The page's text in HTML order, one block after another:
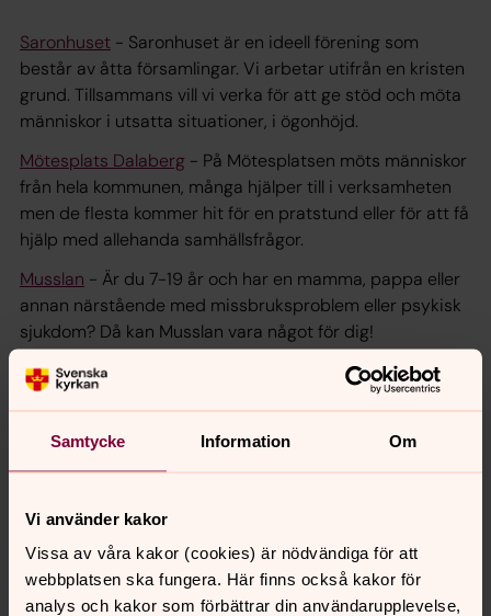
Samtycke Information Om
Vi använder kakor
Vissa av våra kakor (cookies) är nödvändiga för att
webbplatsen ska fungera. Här finns också kakor för
analys och kakor som förbättrar din användarupplevelse,
Saronhuset - Saronhuset är en ideell förening som
består av åtta församlingar. Vi arbetar utifrån en kristen
grund. Tillsammans vill vi verka för att ge stöd och möta
människor i utsatta situationer, i ögonhöjd.
Mötesplats Dalaberg - På Mötesplatsen möts människor
från hela kommunen, många hjälper till i verksamheten
men de flesta kommer hit för en pratstund eller för att få
hjälp med allehanda samhällsfrågor.
Musslan - Är du 7-19 år och har en mamma, pappa eller
annan närstående med missbruksproblem eller psykisk
sjukdom? Då kan Musslan vara något för dig!
Sjukhuskyrkans sida på NU-sjukvårdens webbplats
Senast ändrad 19 maj 2025
innehåll?
uddevalla.pastorat@svenskakyrkan.se
Dela